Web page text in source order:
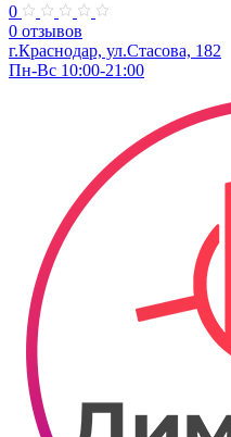
0
0 отзывов
г.Краснодар, ул.Стасова, 182
Пн-Вс 10:00-21:00